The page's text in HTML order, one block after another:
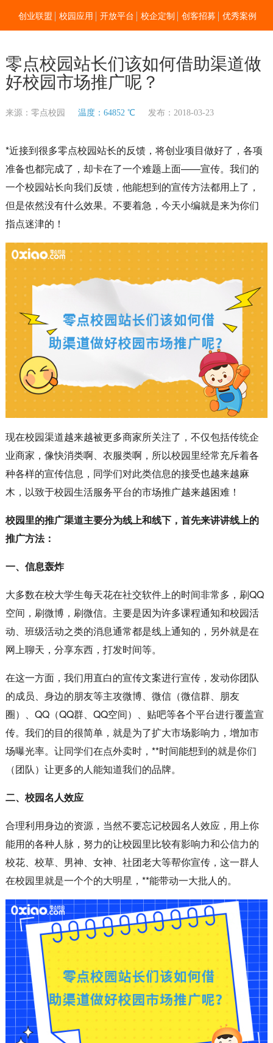
创业联盟 校园应用 开放平台 校企定制 创客招募 优秀案例
零点校园站长们该如何借助渠道做
好校园市场推广呢？
来源：零点校园 温度：64852 ℃ 发布：2018-03-23
*近接到很多零点校园站长的反馈，将创业项目做好了，各项
准备也都完成了，却卡在了一个难题上面——宣传。我们的
一个校园站长向我们反馈，他能想到的宣传方法都用上了，
但是依然没有什么效果。不要着急，今天小编就是来为你们
指点迷津的！
现在校园渠道越来越被更多商家所关注了，不仅包括传统企
业商家，像快消类啊、衣服类啊，所以校园里经常充斥着各
种各样的宣传信息，同学们对此类信息的接受也越来越麻
木，以致于校园生活服务平台的市场推广越来越困难！
校园里的推广渠道主要分为线上和线下，首先来讲讲线上的
推广方法：
一、信息轰炸
大多数在校大学生每天花在社交软件上的时间非常多，刷QQ
空间，刷微博，刷微信。主要是因为许多课程通知和校园活
动、班级活动之类的消息通常都是线上通知的，另外就是在
网上聊天，分享东西，打发时间等。
在这一方面，我们用直白的宣传文案进行宣传，发动你团队
的成员、身边的朋友等主攻微博、微信（微信群、朋友
圈）、QQ（QQ群、QQ空间）、贴吧等各个平台进行覆盖宣
传。我们的目的很简单，就是为了扩大市场影响力，增加市
场曝光率。让同学们在点外卖时，**时间能想到的就是你们
（团队）让更多的人能知道我们的品牌。
二、校园名人效应
合理利用身边的资源，当然不要忘记校园名人效应，用上你
能用的各种人脉，努力的让校园里比较有影响力和公信力的
校花、校草、男神、女神、社团老大等帮你宣传，这一群人
在校园里就是一个个的大明星，**能带动一大批人的。